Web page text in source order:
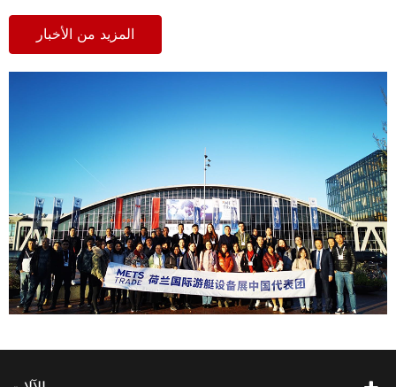
المزيد من الأخبار